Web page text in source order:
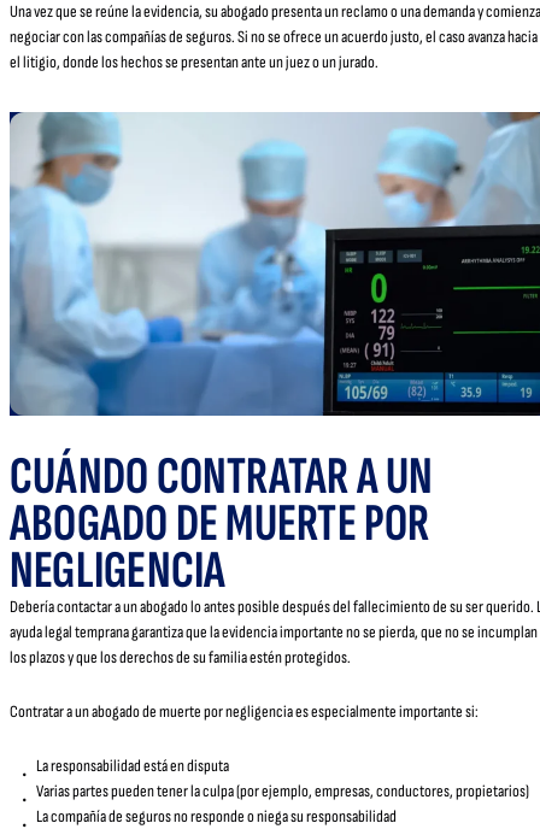
Una vez que se reúne la evidencia, su abogado presenta un reclamo o una demanda y
negociar con las compañías de seguros. Si no se ofrece un acuerdo justo, el caso avanza hacia
el litigio, donde los hechos se presentan ante un juez o un jurado.
CUÁNDO CONTRATAR A UN
ABOGADO DE MUERTE POR
NEGLIGENCIA
Debería contactar a un abogado lo antes posible después del fallecimiento de su ser querido.
ayuda legal temprana garantiza que la evidencia importante no se pierda, que no se incumplan
los plazos y que los derechos de su familia estén protegidos.
Contratar a un abogado de muerte por negligencia es especialmente importante si:
La responsabilidad está en disputa
Varias partes pueden tener la culpa (por ejemplo, empresas, conductores, propietarios)
La compañía de seguros no responde o niega su responsabilidad